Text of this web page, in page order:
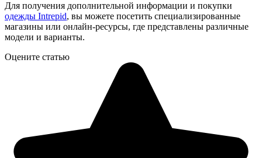
Для получения дополнительной информации и покупки
одежды Intrepid, вы можете посетить специализированные
магазины или онлайн-ресурсы, где представлены различные
модели и варианты.
Оцените статью